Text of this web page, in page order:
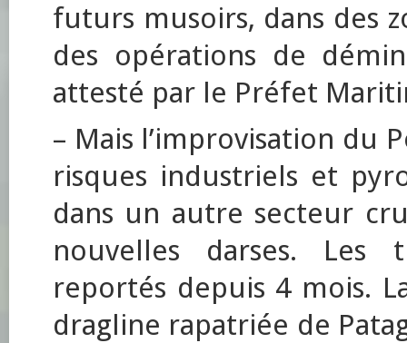
futurs musoirs, dans des
des opérations de
attesté par le Préfet
– Mais l’improvisation du
risques industriels et
dans un autre secteur
nouvelles darses. Les
reportés depuis 4 mois.
dragline rapatriée de